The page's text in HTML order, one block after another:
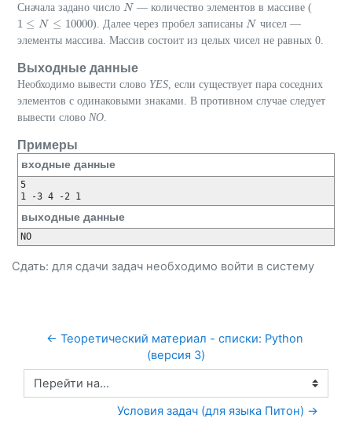
Сначала задано число N
N — количество элементов в массиве (
1 ≤ N ≤ 10000
1 ≤N ≤10000 ). Далее через пробел записаны N
N чисел —
элементы массива. Массив состоит из целых чисел не равных 0.
Выходные данные
Необходимо вывести слово YES , если существует пара соседних
элементов с одинаковыми знаками. В противном случае следует
вывести слово NO
Примеры
входные данные
5
выходные данные
Сдать: для сдачи задач необходимо войти в систему
← Теоретический материал - списки: Python
(версия 3)
Перейти на...
Условия задач (для языка Питон) →